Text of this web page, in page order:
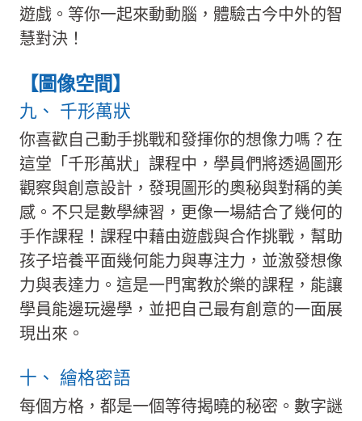
遊戲。等你一起來動動腦，體驗古今中外的智
慧對決！
【圖像空間】
九、 千形萬狀
你喜歡自己動手挑戰和發揮你的想像力嗎？在
這堂「千形萬狀」課程中，學員們將透過圖形
觀察與創意設計，發現圖形的奧秘與對稱的美
感。不只是數學練習，更像一場結合了幾何的
手作課程！課程中藉由遊戲與合作挑戰，幫助
孩子培養平面幾何能力與專注力，並激發想像
力與表達力。這是一門寓教於樂的課程，能讓
學員能邊玩邊學，並把自己最有創意的一面展
現出來。
十、 繪格密語
每個方格，都是一個等待揭曉的秘密。數字謎